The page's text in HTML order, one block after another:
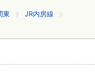
東
JR内房線